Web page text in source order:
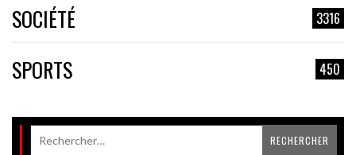
SOCIÉTÉ 3316
SPORTS 450